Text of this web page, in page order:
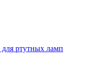
ртутных ламп